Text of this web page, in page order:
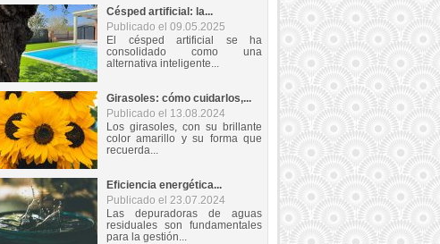
Césped artificial: la...
Publicado el 09.05.2025
El césped artificial se ha
consolidado como una
alternativa inteligente...
Girasoles: cómo cuidarlos,...
Publicado el 13.08.2024
Los girasoles, con su brillante
color amarillo y su forma que
recuerda...
Eficiencia energética...
Publicado el 23.07.2024
Las depuradoras de aguas
residuales son fundamentales
para la gestión...